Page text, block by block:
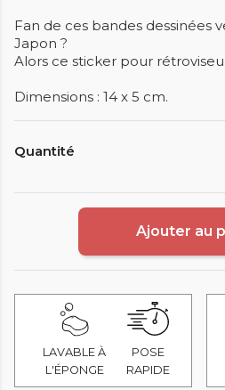
Fan de ces bandes dessinées
Japon ?
Alors ce sticker pour
Dimensions : 14 x 5 cm.
Quantité
Ajouter au
LAVABLE À
L'ÉPONGE
POSE
RAPIDE